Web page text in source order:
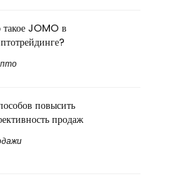
такое JOMO в
повысить
продаж